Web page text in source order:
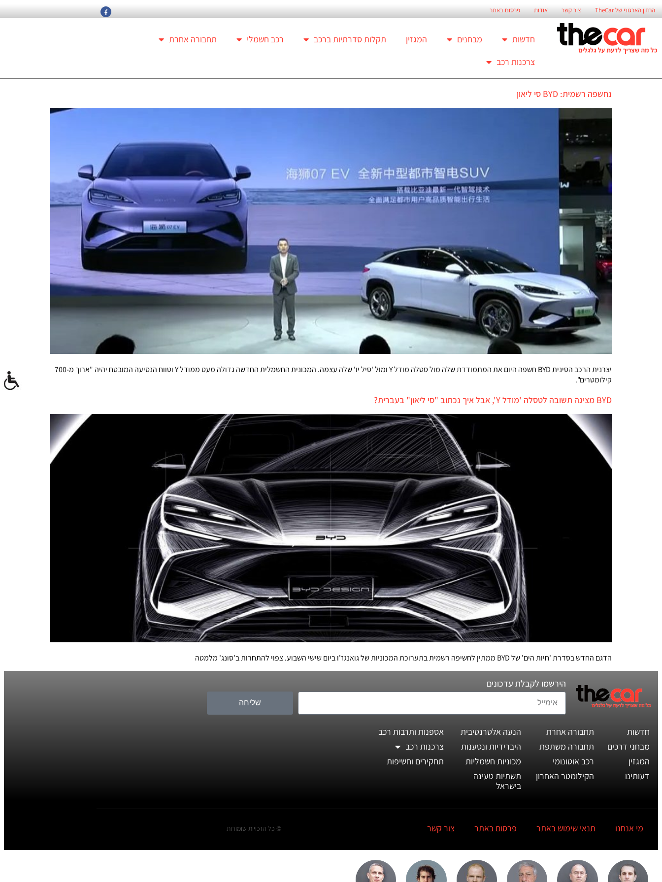
החזון הארגוני של TheCar צור קשר אודות פרסום באתר
חדשות מבחנים המגזין תקלות סדרתיות ברכב רכב חשמלי
תחבורה אחרת
צרכנות רכב
נחשפה רשמית: BYD סי ליאון
יצרנית הרכב הסינית BYD חשפה היום את המתמודדת שלה מול סטלה מודל Y ומול 'סיל יו' שלה עצמה. המכונית החשמלית החדשה גדולה מעט ממודל Y וטווח הנסיעה המובטח יהיה "ארוך מ-700
קילומטרים".
BYD מציגה תשובה לטסלה 'מודל Y', אבל איך נכתוב "סי ליאון" בעברית?
הדגם החדש בסדרת 'חיות הים' של BYD ממתין לחשיפה רשמית בתערוכת המכוניות של גואנגז'ו ביום שישי השבוע. צפוי להתחרות ב'סונג' מלמטה
הירשמו לקבלת עדכונים
שליחה
חדשות
מבחני דרכים
המגזין
דעותינו
תחבורה אחרת
תחבורה משתפת
רכב אוטונומי
הקילומטר האחרון
הנעה אלטרנטיבית
היברידיות ונטענות
מכוניות חשמליות
תשתיות טעינה
בישראל
אספנות ותרבות רכב
צרכנות רכב
תחקירים וחשיפות
מי אנחנו תנאי שימוש באתר פרסום באתר צור קשר © כל הזכויות שומורות